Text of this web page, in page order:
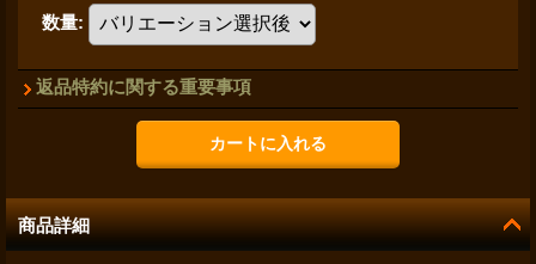
数量:
返品特約に関する重要事項
商品詳細